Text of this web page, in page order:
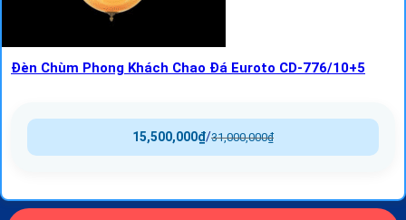
Đèn Chùm Phong Khách Chao Đá Euroto CD-776/10+5
31,000,000₫
/
15,500,000₫